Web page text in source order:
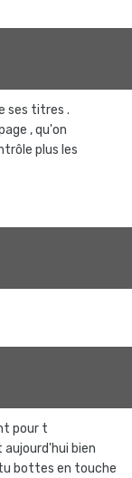
ses titres .
, qu'on
plus les
pour t
bien
tu bottes en touche